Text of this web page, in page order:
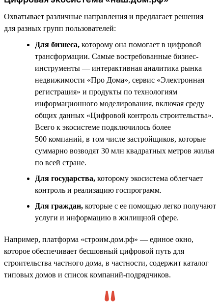
Охватывает различные направления и предлагает решения
для разных групп пользователей:
Для бизнеса, которому она помогает в цифровой
трансформации. Самые востребованные бизнес-
инструменты — интерактивная аналитика рынка
недвижимости «Про Дома», сервис «Электронная
регистрация» и продукты по технологиям
информационного моделирования, включая среду
общих данных «Цифровой контроль строительства».
Всего к экосистеме подключилось более
500 компаний, в том числе застройщиков, которые
суммарно возводят 30 млн квадратных метров жилья
по всей стране.
Для государства, которому экосистема облегчает
контроль и реализацию госпрограмм.
Для граждан, которые с ее помощью легко получают
услуги и информацию в жилищной сфере.
Например, платформа «строим.дом.рф» — единое окно,
которое обеспечивает бесшовный цифровой путь для
строительства частного дома, в частности, содержит каталог
типовых домов и список компаний-подрядчиков.